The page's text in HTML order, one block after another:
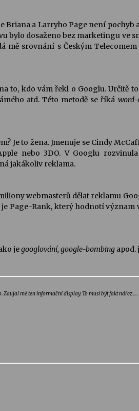
Briana a Larryho Page není pochyb
bylo dosaženo bez marketingu ve
mě srovnání s Českým
to, kdo vám řekl o Googlu. Určitě
atd. Této metodě se říká
Je to žena. Jmenuje se Cindy
nebo 3DO. V Googlu
jakákoliv reklama.
webmasterů dělat reklamu
Page-Rank, který hodnotí význam
jegooglování, google-bombing apod.
Zaujal mě ten informační display. To musí být fakt nářez ….